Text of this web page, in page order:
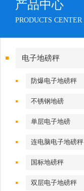
产品中心
PRODUCTS CENTER
电子地磅秤
防爆电子地磅秤
不锈钢地磅
单层电子地磅
连电脑电子地磅秤
国标地磅秤
双层电子地磅秤